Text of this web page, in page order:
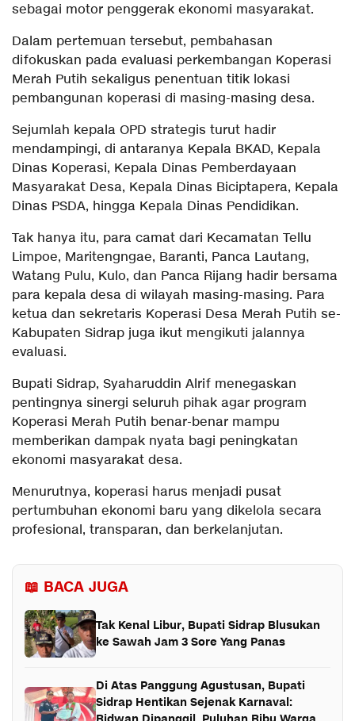
sebagai motor penggerak ekonomi masyarakat.
Dalam pertemuan tersebut, pembahasan
difokuskan pada evaluasi perkembangan Koperasi
Merah Putih sekaligus penentuan titik lokasi
pembangunan koperasi di masing-masing desa.
Sejumlah kepala OPD strategis turut hadir
mendampingi, di antaranya Kepala BKAD, Kepala
Dinas Koperasi, Kepala Dinas Pemberdayaan
Masyarakat Desa, Kepala Dinas Biciptapera, Kepala
Dinas PSDA, hingga Kepala Dinas Pendidikan.
Tak hanya itu, para camat dari Kecamatan Tellu
Limpoe, Maritengngae, Baranti, Panca Lautang,
Watang Pulu, Kulo, dan Panca Rijang hadir bersama
para kepala desa di wilayah masing-masing. Para
ketua dan sekretaris Koperasi Desa Merah Putih se-
Kabupaten Sidrap juga ikut mengikuti jalannya
evaluasi.
Bupati Sidrap, Syaharuddin Alrif menegaskan
pentingnya sinergi seluruh pihak agar program
Koperasi Merah Putih benar-benar mampu
memberikan dampak nyata bagi peningkatan
ekonomi masyarakat desa.
Menurutnya, koperasi harus menjadi pusat
pertumbuhan ekonomi baru yang dikelola secara
profesional, transparan, dan berkelanjutan.
📖 BACA JUGA
Tak Kenal Libur, Bupati Sidrap Blusukan
ke Sawah Jam 3 Sore Yang Panas
Di Atas Panggung Agustusan, Bupati
Sidrap Hentikan Sejenak Karnaval: